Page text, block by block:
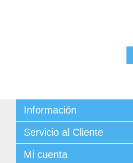
Información
Condiciones de Venta
Politica de Privacidad
Términos y Condiciones de Uso
Servicio al Cliente
Noticias
Mi cuenta